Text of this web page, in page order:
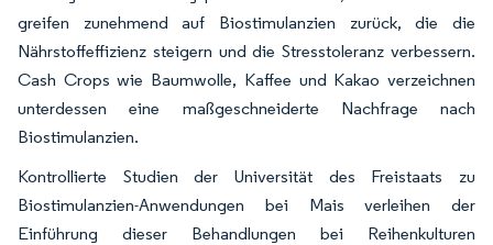
greifen zunehmend auf Biostimulanzien zurück, die die
Nährstoffeffizienz steigern und die Stresstoleranz verbessern.
Cash Crops wie Baumwolle, Kaffee und Kakao verzeichnen
unterdessen eine maßgeschneiderte Nachfrage nach
Biostimulanzien.
Kontrollierte Studien der Universität des Freistaats zu
Biostimulanzien-Anwendungen bei Mais verleihen der
Einführung dieser Behandlungen bei Reihenkulturen